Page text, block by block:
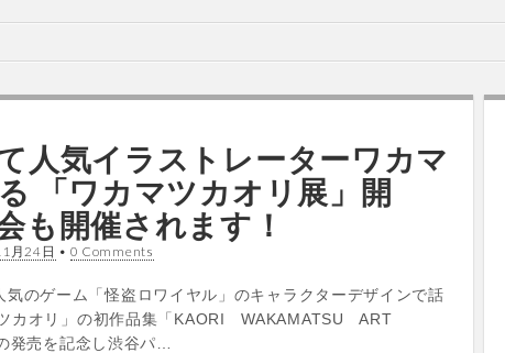
人気イラストレーターワカマ
「ワカマツカオリ展」開
も開催されます！
月24日 • 0 Comments
のゲーム「怪盗ロワイヤル」のキャラクターデザインで話
カオリ」の初作品集「KAORI WAKAMATSU ART
売を記念し渋谷パ…